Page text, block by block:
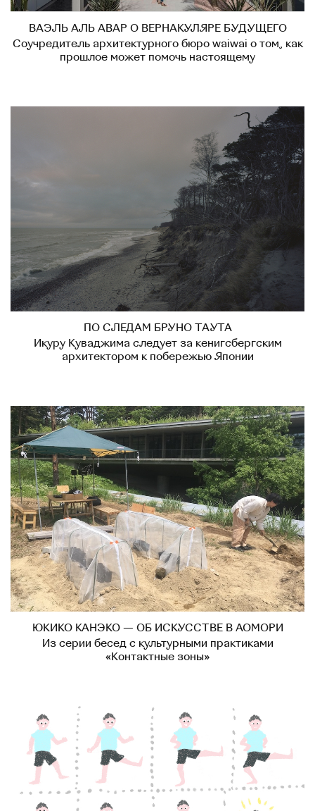
ВАЭЛЬ АЛЬ АВАР О ВЕРНАКУЛЯРЕ БУДУЩЕГО
Соучредитель архитектурного бюро waiwai о том, как
прошлое может помочь настоящему
ПО СЛЕДАМ БРУНО ТАУТА
Икуру Куваджима следует за кенигсбергским
архитектором к побережью Японии
ЮКИКО КАНЭКО — ОБ ИСКУССТВЕ В АОМОРИ
Из серии бесед с культурными практиками
«Контактные зоны»